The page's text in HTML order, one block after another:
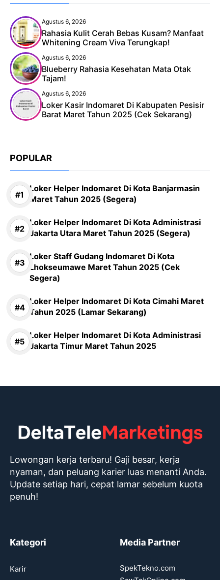
Agustus 6, 2026
Rahasia Kulit Cerah Bebas Kusam? Manfaat
Whitening Cream Viva Terungkap!
Agustus 6, 2026
Blueberry Rahasia Kesehatan Mata Otak
Tajam!
Agustus 6, 2026
Loker Kasir Indomaret Di Kabupaten Pesisir
Barat Maret Tahun 2025 (Cek Sekarang)
POPULAR
Loker Helper Indomaret Di Kota Banjarmasin
Maret Tahun 2025 (Segera)
Loker Helper Indomaret Di Kota Administrasi
Jakarta Utara Maret Tahun 2025 (Segera)
Loker Staff Gudang Indomaret Di Kota
Lhokseumawe Maret Tahun 2025 (Cek
Segera)
Loker Helper Indomaret Di Kota Cimahi Maret
Tahun 2025 (Lamar Sekarang)
Loker Helper Indomaret Di Kota Administrasi
Jakarta Timur Maret Tahun 2025
Lowongan kerja terbaru! Gaji besar, kerja
nyaman, dan peluang karier luas menanti Anda.
Update setiap hari, cepat lamar sebelum kuota
penuh!
Kategori
Karir
Media Partner
SpekTekno.com